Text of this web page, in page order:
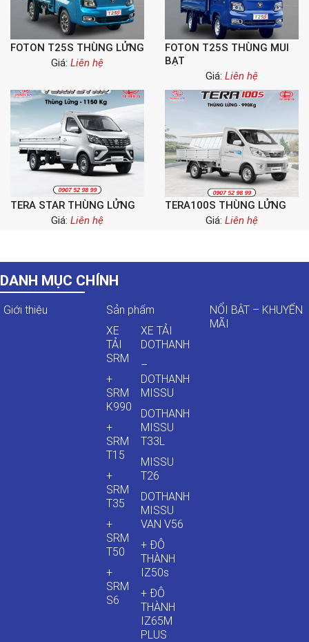
FOTON T25S THÙNG LỬNG
Giá: Liên hệ
FOTON T25S THÙNG MUI
BẠT
Giá: Liên hệ
TERA STAR THÙNG LỬNG
Giá: Liên hệ
TERA100S THÙNG LỬNG
Giá: Liên hệ
DANH MỤC CHÍNH
Giới thiệu
Sản phẩm
XE
TẢI
SRM
+
SRM
K990
+
SRM
T15
+
SRM
T35
+
SRM
T50
+
SRM
S6
XE TẢI
DOTHANH
–
DOTHANH
MISSU
DOTHANH
MISSU
T33L
MISSU
T26
DOTHANH
MISSU
VAN V56
+ ĐÔ
THÀNH
IZ50s
+ ĐÔ
THÀNH
IZ65M
PLUS
NỔI BẬT – KHUYẾN
MÃI